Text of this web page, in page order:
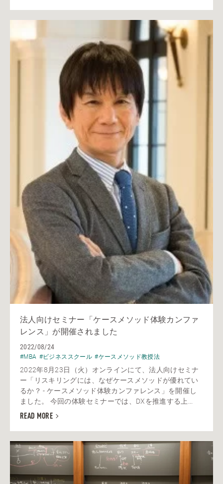
法人向けセミナー「ケースメソッド体験カンファ
レンス」が開催されました
2022/08/24
#MBA #ビジネススクール #ケースメソッド教授法
2022年8月23日（火）オンラインにて、法人向けセミナ
ー「リスキリングには、なぜケースメソッドが優れてい
るか？ - ケースメソッド体験カンファレンス」を開催し
ました。 今回の体験セミナーでは、DXを推進する上...
READ MORE